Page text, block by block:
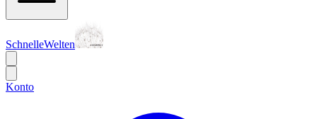
SchnelleWelten
Konto